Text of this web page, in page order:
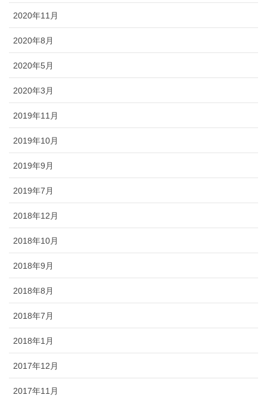
2020年11月
2020年8月
2020年5月
2020年3月
2019年11月
2019年10月
2019年9月
2019年7月
2018年12月
2018年10月
2018年9月
2018年8月
2018年7月
2018年1月
2017年12月
2017年11月